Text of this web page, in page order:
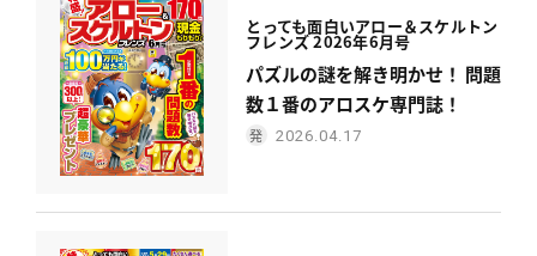
とっても面白いアロー＆スケルトン
フレンズ 2026年6月号
パズルの謎を解き明かせ！ 問題
数１番のアロスケ専門誌！
2026.04.17